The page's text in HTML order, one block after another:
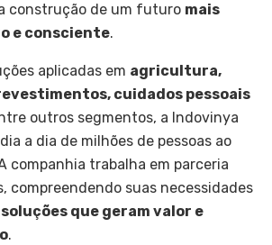
construção de um futuro mais
e consciente.
aplicadas em agricultura,
cuidados pessoais
outros segmentos, a Indovinya
a dia de milhões de pessoas ao
companhia trabalha em parceria
compreendendo suas necessidades
soluções que geram valor e
.